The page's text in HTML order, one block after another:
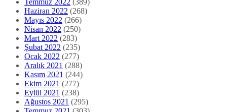
Haziran 2022 (268)
Mayıs 2022 (266)
Nisan 2022 (250)
Mart 2022 (283)
Şubat 2022 (235)
Ocak 2022 (277)
Aralık 2021 (288)
Kasım 2021 (244)
Ekim 2021 (277)
Eylül 2021 (238)
Ağustos 2021 (295)